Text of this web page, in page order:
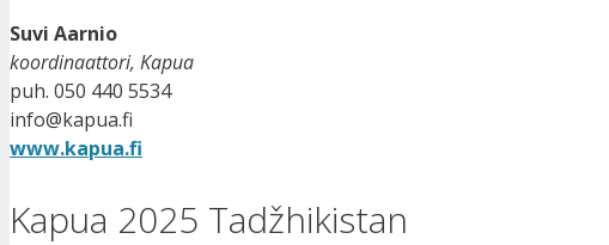
Suvi Aarnio
koordinaattori, Kapua
puh. 050 440 5534
info@kapua.fi
www.kapua.fi
Kapua 2025 Tadžhikistan